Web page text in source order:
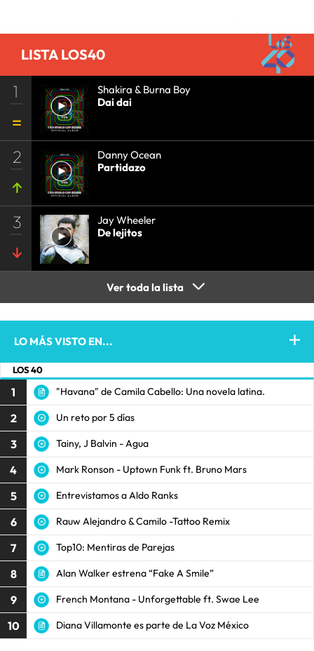
LISTA LOS40
1
Shakira & Burna Boy
Dai dai
2
Danny Ocean
Partidazo
3
Jay Wheeler
De lejitos
Ver toda la lista
LO MÁS VISTO EN...
LOS 40
1 "Havana" de Camila Cabello: Una novela latina.
2 Un reto por 5 días
3 Tainy, J Balvin - Agua
4 Mark Ronson - Uptown Funk ft. Bruno Mars
5 Entrevistamos a Aldo Ranks
6 Rauw Alejandro & Camilo -Tattoo Remix
7 Top10: Mentiras de Parejas
8 Alan Walker estrena “Fake A Smile”
9 French Montana - Unforgettable ft. Swae Lee
10 Diana Villamonte es parte de La Voz México